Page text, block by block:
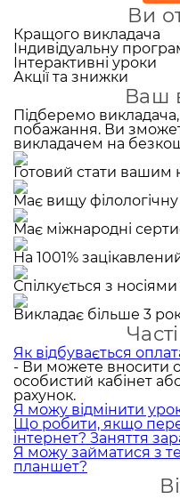
Ви
Кращого викладача
Індивідуальну
Інтерактивні уроки
Акції та знижки
Ваш
Підберемо
побажання. Ви
викладачем на
Готовий стати
Має вищу філологічну
Має міжнародні
На 1001%
Спілкується з
Викладає більше 3
Як відбувається
- Ви можете вносити
особистий кабінет
рахунок.
Я можу відмінити
Що робити, якщо
інтернет? Заняття
Я можу займатися з
планшет?